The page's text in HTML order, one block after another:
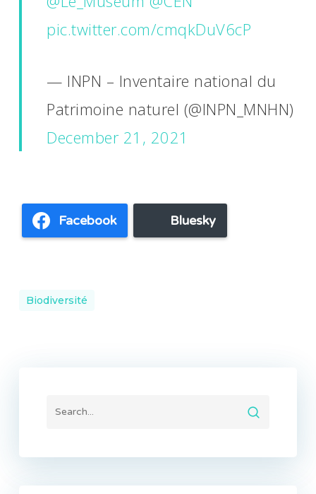
pic.twitter.com/cmqkDuV6cP
— INPN – Inventaire national du
Patrimoine naturel (@INPN_MNHN)
December 21, 2021
Facebook Bluesky
Biodiversité